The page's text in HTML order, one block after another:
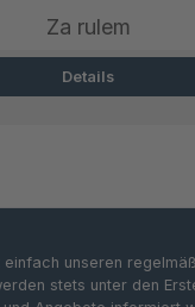
Za rulem
Details
einfach unseren
stets unter den